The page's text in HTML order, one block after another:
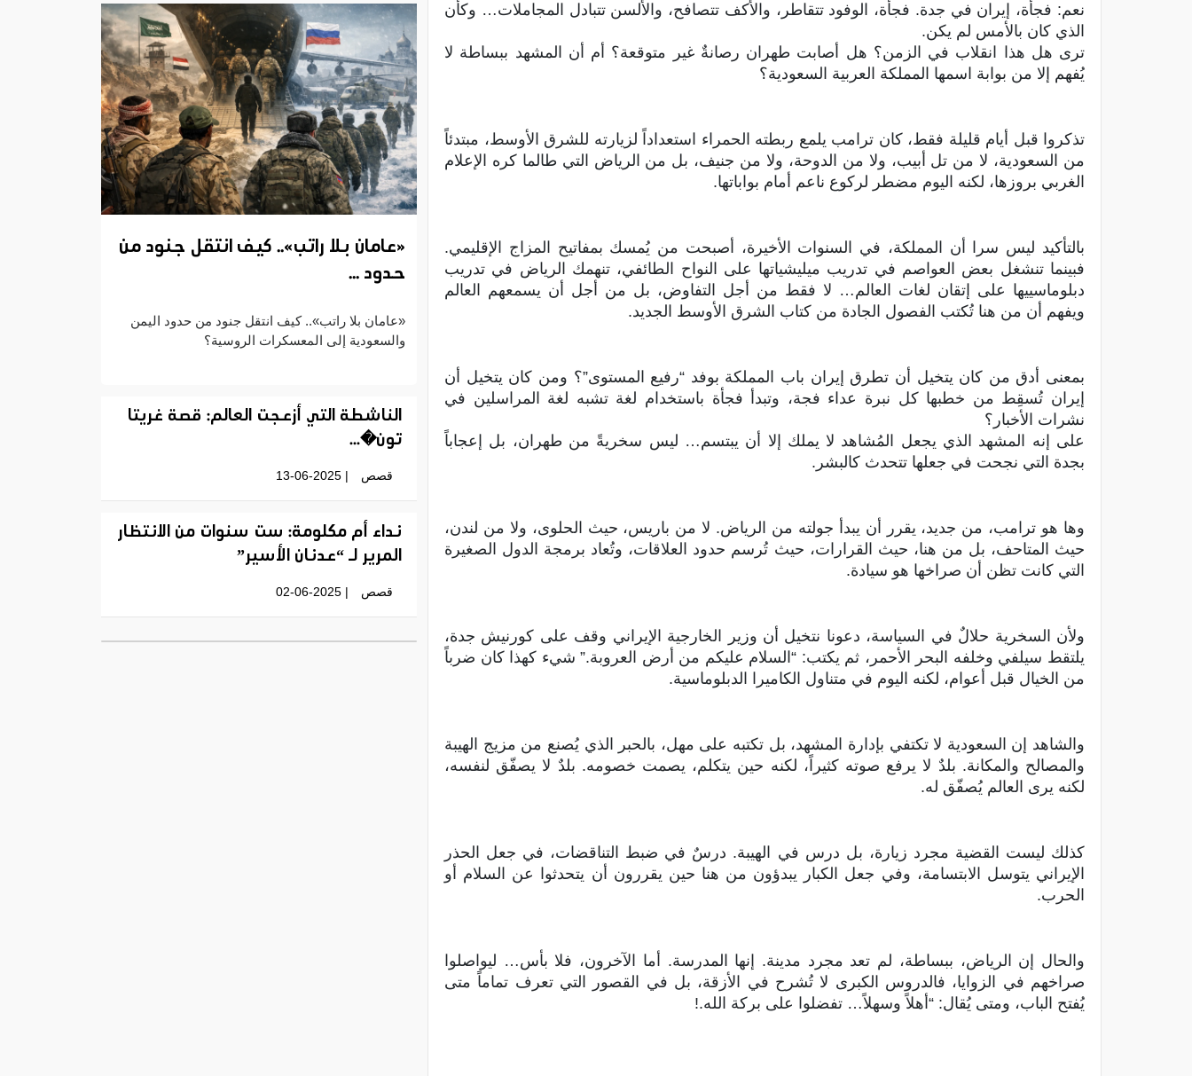
نعم: فجأة، إيران في جدة. فجأة، الوفود تتقاطر، والأكف تتصافح، والألسن تتبادل المجاملات… وكأن
الذي كان بالأمس لم يكن.
ترى هل هذا انقلاب في الزمن؟ هل أصابت طهران رصانةٌ غير متوقعة؟ أم أن المشهد ببساطة لا
يُفهم إلا من بوابة اسمها المملكة العربية السعودية؟
تذكروا قبل أيام قليلة فقط، كان ترامب يلمع ربطته الحمراء استعداداً لزيارته للشرق الأوسط، مبتدئاً
من السعودية، لا من تل أبيب، ولا من الدوحة، ولا من جنيف، بل من الرياض التي طالما كره الإعلام
الغربي بروزها، لكنه اليوم مضطر لركوع ناعم أمام بواباتها.
بالتأكيد ليس سرا أن المملكة، في السنوات الأخيرة، أصبحت من يُمسك بمفاتيح المزاج الإقليمي.
فبينما تنشغل بعض العواصم في تدريب ميليشياتها على النواح الطائفي، تنهمك الرياض في تدريب
دبلوماسييها على إتقان لغات العالم… لا فقط من أجل التفاوض، بل من أجل أن يسمعهم العالم
ويفهم أن من هنا تُكتب الفصول الجادة من كتاب الشرق الأوسط الجديد.
بمعنى أدق من كان يتخيل أن تطرق إيران باب المملكة بوفد “رفيع المستوى”؟ ومن كان يتخيل أن
إيران تُسقِط من خطبها كل نبرة عداء فجة، وتبدأ فجأة باستخدام لغة تشبه لغة المراسلين في
نشرات الأخبار؟
على إنه المشهد الذي يجعل المُشاهد لا يملك إلا أن يبتسم… ليس سخريةً من طهران، بل إعجاباً
بجدة التي نجحت في جعلها تتحدث كالبشر.
وها هو ترامب، من جديد، يقرر أن يبدأ جولته من الرياض. لا من باريس، حيث الحلوى، ولا من لندن،
حيث المتاحف، بل من هنا، حيث القرارات، حيث تُرسم حدود العلاقات، وتُعاد برمجة الدول الصغيرة
التي كانت تظن أن صراخها هو سيادة.
ولأن السخرية حلالٌ في السياسة، دعونا نتخيل أن وزير الخارجية الإيراني وقف على كورنيش جدة،
يلتقط سيلفي وخلفه البحر الأحمر، ثم يكتب: “السلام عليكم من أرض العروبة.” شيء كهذا كان ضرباً
من الخيال قبل أعوام، لكنه اليوم في متناول الكاميرا الدبلوماسية.
والشاهد إن السعودية لا تكتفي بإدارة المشهد، بل تكتبه على مهل، بالحبر الذي يُصنع من مزيج الهيبة
والمصالح والمكانة. بلدٌ لا يرفع صوته كثيراً، لكنه حين يتكلم، يصمت خصومه. بلدٌ لا يصفّق لنفسه،
لكنه يرى العالم يُصفّق له.
كذلك ليست القضية مجرد زيارة، بل درس في الهيبة. درسٌ في ضبط التناقضات، في جعل الحذر
الإيراني يتوسل الابتسامة، وفي جعل الكبار يبدؤون من هنا حين يقررون أن يتحدثوا عن السلام أو
الحرب.
والحال إن الرياض، ببساطة، لم تعد مجرد مدينة. إنها المدرسة. أما الآخرون، فلا بأس… ليواصلوا
صراخهم في الزوايا، فالدروس الكبرى لا تُشرح في الأزقة، بل في القصور التي تعرف تماماً متى
يُفتح الباب، ومتى يُقال: “أهلاً وسهلاً… تفضلوا على بركة الله.!
«عامان بلا راتب».. كيف انتقل جنود من
حدود ...
«عامان بلا راتب».. كيف انتقل جنود من حدود اليمن
والسعودية إلى المعسكرات الروسية؟
الناشطة التي أزعجت العالم: قصة غريتا
تون�...
قصص | 13-06-2025
نداء أم مكلومة: ست سنوات من الانتظار
المرير لـ “عدنان الأسير”
قصص | 02-06-2025